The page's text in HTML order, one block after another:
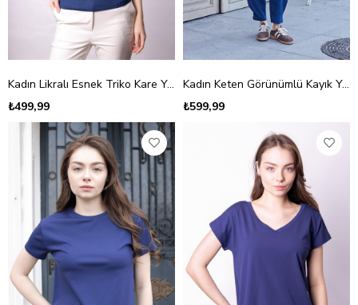
Kadın Likralı Esnek Triko Kare Yaka Kaşkorse Body Bluz-Lacivert
₺499,99
Kadın Keten Görünümlü Kayık Yaka Asimetrik Pileli Büzgülü Bluz-Lacivert
₺599,99